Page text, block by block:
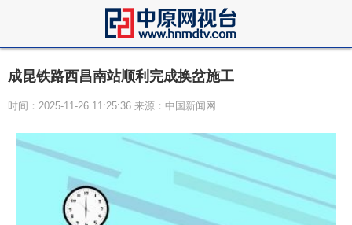
成昆铁路西昌南站顺利完成换岔施工
时间：2025-11-26 11:25:36 来源：中国新闻网